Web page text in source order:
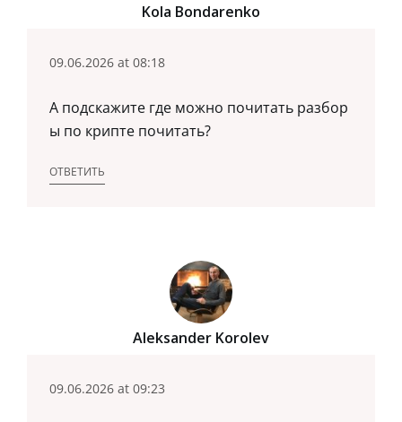
Kola Bondarenko
09.06.2026 at 08:18
А подскажите где можно почитать разбор
ы по крипте почитать?
ОТВЕТИТЬ
Aleksander Korolev
09.06.2026 at 09:23